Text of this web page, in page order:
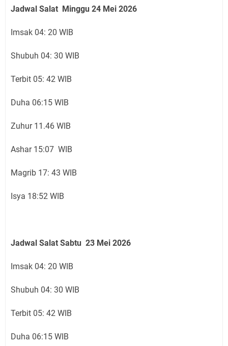
Jadwal Salat Minggu 24 Mei 2026
Imsak 04: 20 WIB
Shubuh 04: 30 WIB
Terbit 05: 42 WIB
Duha 06:15 WIB
Zuhur 11.46 WIB
Ashar 15:07 WIB
Magrib 17: 43 WIB
Isya 18:52 WIB
Jadwal Salat Sabtu 23 Mei 2026
Imsak 04: 20 WIB
Shubuh 04: 30 WIB
Terbit 05: 42 WIB
Duha 06:15 WIB